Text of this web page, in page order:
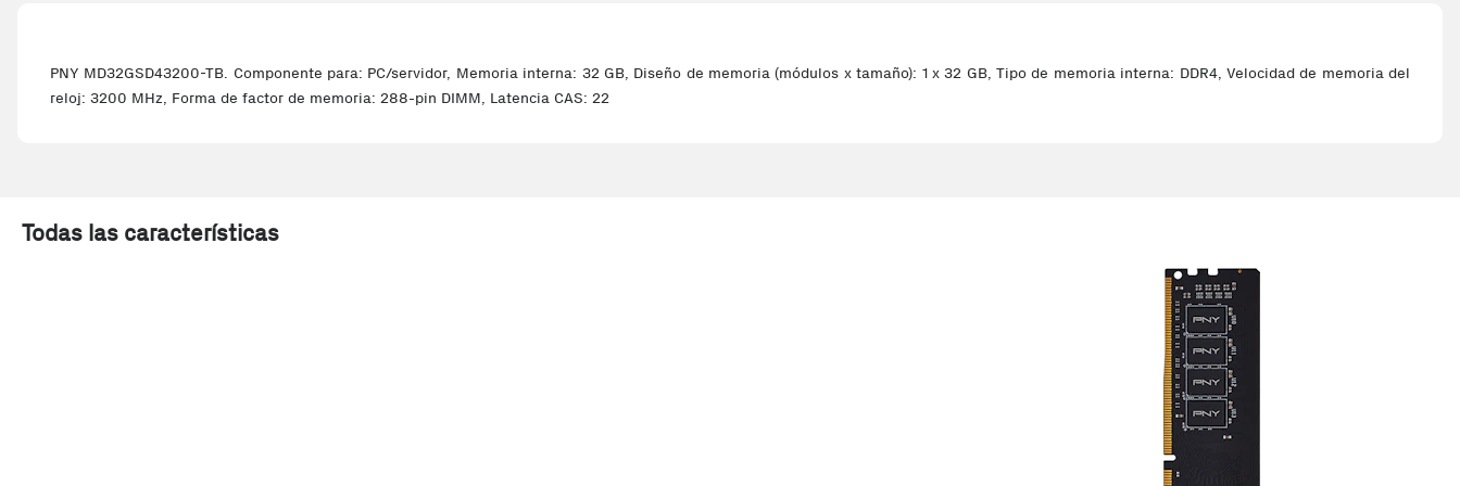
PNY MD32GSD43200-TB. Componente para: PC/servidor, Memoria interna: 32 GB, Diseño de memoria (módulos x tamaño): 1 x 32 GB, Tipo de memoria interna: DDR4, Velocidad de memoria del
reloj: 3200 MHz, Forma de factor de memoria: 288-pin DIMM, Latencia CAS: 22
Todas las características